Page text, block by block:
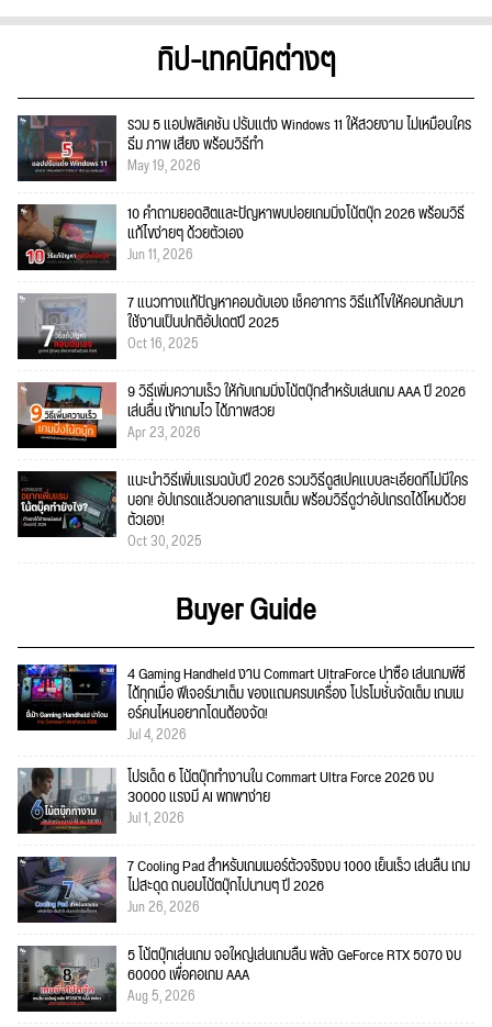
ทิป-เทคนิคต่างๆ
รวม 5 แอปพลิเคชัน ปรับแต่ง Windows 11 ให้สวยงาม ไม่เหมือนใคร
ธีม ภาพ เสียง พร้อมวิธีทำ
May 19, 2026
10 คำถามยอดฮิตและปัญหาพบบ่อยเกมมิ่งโน้ตบุ๊ก 2026 พร้อมวิธี
แก้ไขง่ายๆ ด้วยตัวเอง
Jun 11, 2026
7 แนวทางแก้ปัญหาคอมดับเอง เช็คอาการ วิธีแก้ไขให้คอมกลับมา
ใช้งานเป็นปกติอัปเดตปี 2025
Oct 16, 2025
9 วิธีเพิ่มความเร็ว ให้กับเกมมิ่งโน้ตบุ๊กสำหรับเล่นเกม AAA ปี 2026
เล่นลื่น เข้าเกมไว ได้ภาพสวย
Apr 23, 2026
แนะนำวิธีเพิ่มแรมฉบับปี 2026 รวมวิธีดูสเปคแบบละเอียดที่ไม่มีใคร
บอก! อัปเกรดแล้วบอกลาแรมเต็ม พร้อมวิธีดูว่าอัปเกรดได้ไหมด้วย
ตัวเอง!
Oct 30, 2025
Buyer Guide
4 Gaming Handheld งาน Commart UltraForce น่าซื้อ เล่นเกมพีซี
ได้ทุกเมื่อ ฟีเจอร์มาเต็ม ของแถมครบเครื่อง โปรโมชั่นจัดเต็ม เกมเม
อร์คนไหนอยากโดนต้องจัด!
Jul 4, 2026
โปรเด็ด 6 โน้ตบุ๊กทำงานใน Commart Ultra Force 2026 งบ
30000 แรงมี AI พกพาง่าย
Jul 1, 2026
7 Cooling Pad สำหรับเกมเมอร์ตัวจริงงบ 1000 เย็นเร็ว เล่นลื่น เกม
ไม่สะดุด ถนอมโน้ตบุ๊กไปนานๆ ปี 2026
Jun 26, 2026
5 โน้ตบุ๊กเล่นเกม จอใหญ่เล่นเกมลื่น พลัง GeForce RTX 5070 งบ
60000 เพื่อคอเกม AAA
Aug 5, 2026